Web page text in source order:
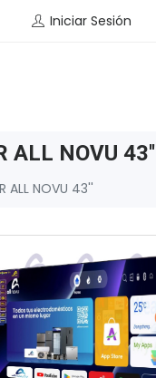
Iniciar Sesión
ALL NOVU 43''
ALL NOVU 43''